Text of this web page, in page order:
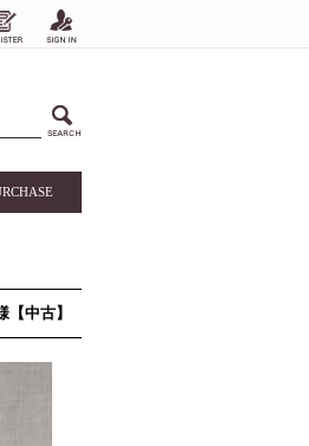
中古】